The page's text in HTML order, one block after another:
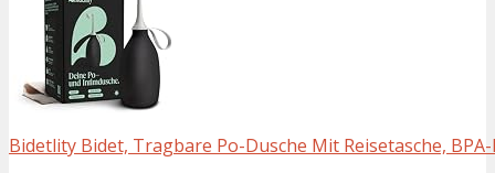
Bidetlity Bidet, Tragbare Po-Dusche Mit Reisetasche,